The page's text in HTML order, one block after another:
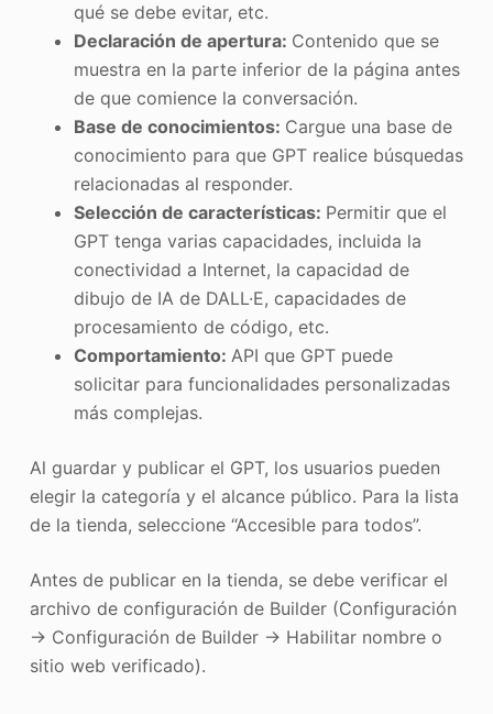
qué se debe evitar, etc.
Declaración de apertura: Contenido que se
muestra en la parte inferior de la página antes
de que comience la conversación.
Base de conocimientos: Cargue una base de
conocimiento para que GPT realice búsquedas
relacionadas al responder.
Selección de características: Permitir que el
GPT tenga varias capacidades, incluida la
conectividad a Internet, la capacidad de
dibujo de IA de DALL·E, capacidades de
procesamiento de código, etc.
Comportamiento: API que GPT puede
solicitar para funcionalidades personalizadas
más complejas.
Al guardar y publicar el GPT, los usuarios pueden
elegir la categoría y el alcance público. Para la lista
de la tienda, seleccione “Accesible para todos”.
Antes de publicar en la tienda, se debe verificar el
archivo de configuración de Builder (Configuración
→ Configuración de Builder → Habilitar nombre o
sitio web verificado).